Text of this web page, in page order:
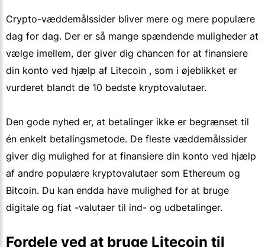
Crypto-væddemålssider bliver mere og mere populære
dag for dag. Der er så mange spændende muligheder at
vælge imellem, der giver dig chancen for at finansiere
din konto ved hjælp af Litecoin , som i øjeblikket er
vurderet blandt de 10 bedste kryptovalutaer.
Den gode nyhed er, at betalinger ikke er begrænset til
én enkelt betalingsmetode. De fleste væddemålssider
giver dig mulighed for at finansiere din konto ved hjælp
af andre populære kryptovalutaer som Ethereum og
Bitcoin. Du kan endda have mulighed for at bruge
digitale og fiat -valutaer til ind- og udbetalinger.
Fordele ved at bruge Litecoin til